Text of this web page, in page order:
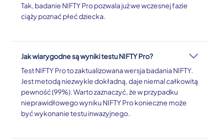
Tak, badanie NIFTY Pro pozwala już we wczesnej fazie
ciąży poznać płeć dziecka.
Jak wiarygodne są wyniki testu NIFTY Pro?
Test NIFTY Pro to zaktualizowana wersja badania NIFTY.
Jest metodą niezwykle dokładną, daje niemal całkowitą
pewność (99%). Warto zaznaczyć, że w przypadku
nieprawidłowego wyniku NIFTY Pro konieczne może
być wykonanie testu inwazyjnego.